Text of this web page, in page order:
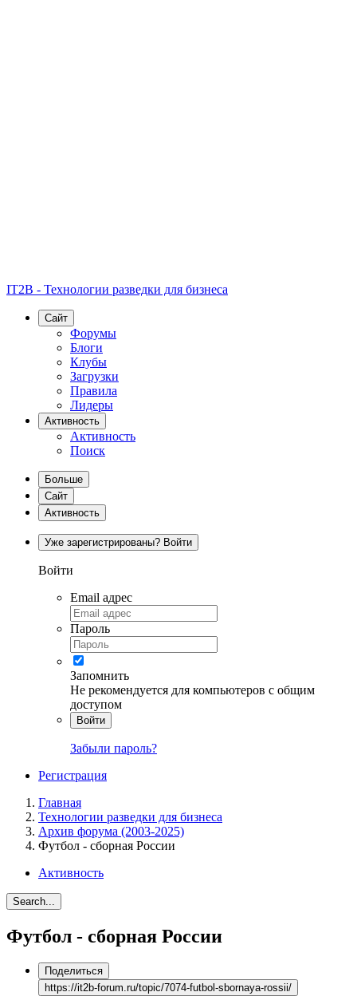
IT2B - Технологии разведки для бизнеса
Сайт
Форумы
Блоги
Клубы
Загрузки
Правила
Лидеры
Активность
Активность
Поиск
Больше
Сайт
Активность
Уже зарегистрированы? Войти
Войти
Email адрес
Пароль
Запомнить
Не рекомендуется для компьютеров с общим
доступом
Войти
Забыли пароль?
Регистрация
Главная
Технологии разведки для бизнеса
Архив форума (2003-2025)
Футбол - сборная России
Активность
Search...
Футбол - сборная России
Поделиться
https://it2b-forum.ru/topic/7074-futbol-sbornaya-rossii/